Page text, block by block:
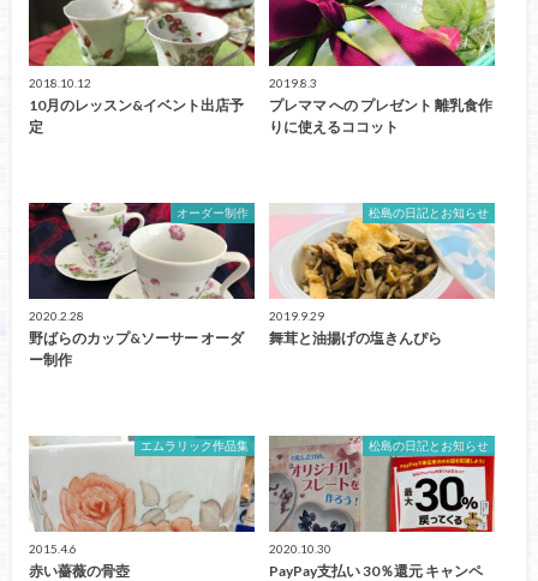
2018.10.12
10月のレッスン&イベント出店予
定
2019.8.3
プレママ への プレゼント 離乳食作
りに使えるココット
オーダー制作
2020.2.28
野ばらのカップ&ソーサー オーダ
ー制作
松島の日記とお知らせ
2019.9.29
舞茸と油揚げの塩きんぴら
エムラリック作品集
2015.4.6
赤い薔薇の骨壺
松島の日記とお知らせ
2020.10.30
PayPay支払い 30％還元 キャンペ